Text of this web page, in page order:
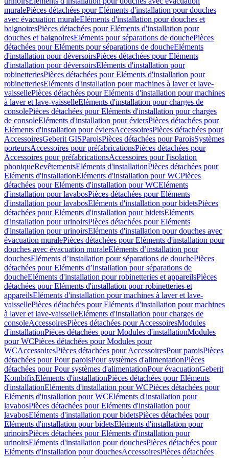
muralePièces détachées pour Eléments d'installation pour douches
avec évacuation muraleEléments d'installation pour douches et
baignoiresPièces détachées pour Eléments d'installation pour
douches et baignoiresEléments pour séparations de douchePièces
détachées pour Eléments pour séparations de doucheEléments
d'installation pour déversoirsPièces détachées pour Eléments
d'installation pour déversoirsEléments d'installation pour
robinetteriesPièces détachées pour Eléments d'installation pour
robinetteriesEléments d'installation pour machines à laver et lave-
vaissellePièces détachées pour Eléments d'installation pour machines
à laver et lave-vaisselleEléments d'installation pour charges de
consolePièces détachées pour Eléments d'installation pour charges
de consoleEléments d'installation pour éviersPièces détachées pour
Eléments d'installation pour éviersAccessoiresPièces détachées pour
AccessoiresGeberit GISParoisPièces détachées pour ParoisSystèmes
porteursAccessoires pour préfabricationsPièces détachées pour
Accessoires pour préfabricationsAccessoires pour l'isolation
phoniqueRevêtementsEléments d'installationPièces détachées pour
Eléments d'installationEléments d'installation pour WCPièces
détachées pour Eléments d'installation pour WCEléments
d'installation pour lavabosPièces détachées pour Eléments
d'installation pour lavabosEléments d'installation pour bidetsPièces
détachées pour Eléments d'installation pour bidetsEléments
d'installation pour urinoirsPièces détachées pour Eléments
d'installation pour urinoirsEléments d'installation pour douches avec
évacuation muralePièces détachées pour Eléments d'installation pour
douches avec évacuation muraleEléments d’installation pour
douchesEléments d’installation pour séparations de douchePièces
détachées pour Eléments d’installation pour séparations de
doucheEléments d'installation pour robinetteries et appareilsPièces
détachées pour Eléments d'installation pour robinetteries et
appareilsEléments d'installation pour machines à laver et lave-
vaissellePièces détachées pour Eléments d'installation pour machines
à laver et lave-vaisselleEléments d'installation pour charges de
consoleAccessoiresPièces détachées pour AccessoiresModules
d'installationPièces détachées pour Modules d'installationModules
pour WCPièces détachées pour Modules pour
WCAccessoiresPièces détachées pour AccessoiresPour paroisPièces
détachées pour Pour paroisPour systèmes d'alimentationPièces
détachées pour Pour systèmes d'alimentationPour évacuationGeberit
KombifixEléments d'installationPièces détachées pour Eléments
d'installationEléments d'installation pour WCPièces détachées pour
Eléments d'installation pour WCEléments d'installation pour
lavabosPièces détachées pour Eléments d'installation pour
lavabosEléments d'installation pour bidetsPièces détachées pour
Eléments d'installation pour bidetsEléments d'installation pour
urinoirsPièces détachées pour Eléments d'installation pour
urinoirsEléments d'installation pour douchesPièces détachées pour
Eléments d'installation pour douchesAccessoiresPièces détachées